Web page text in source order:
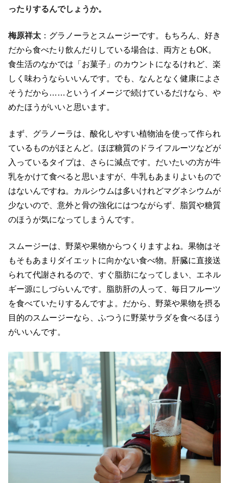
ったりするんでしょうか。
梅原祥太 ：グラノーラとスムージーです。もちろん、好き
だから食べたり飲んだりしている場合は、両方ともOK。
食生活のなかでは「お菓子」のカウントになるけれど、楽
しく味わうならいいんです。でも、なんとなく健康によさ
そうだから……というイメージで続けているだけなら、や
めたほうがいいと思います。
まず、グラノーラは、酸化しやすい植物油を使って作られ
ているものがほとんど。ほぼ糖質のドライフルーツなどが
入っているタイプは、さらに減点です。だいたいの方が牛
乳をかけて食べると思いますが、牛乳もあまりよいもので
はないんですね。カルシウムは多いけれどマグネシウムが
少ないので、意外と骨の強化にはつながらず、脂質や糖質
のほうが気になってしまうんです。
スムージーは、野菜や果物からつくりますよね。果物はそ
もそもあまりダイエットに向かない食べ物。肝臓に直接送
られて代謝されるので、すぐ脂肪になってしまい、エネル
ギー源にしづらいんです。脂肪肝の人って、毎日フルーツ
を食べていたりするんですよ。だから、野菜や果物を摂る
目的のスムージーなら、ふつうに野菜サラダを食べるほう
がいいんです。